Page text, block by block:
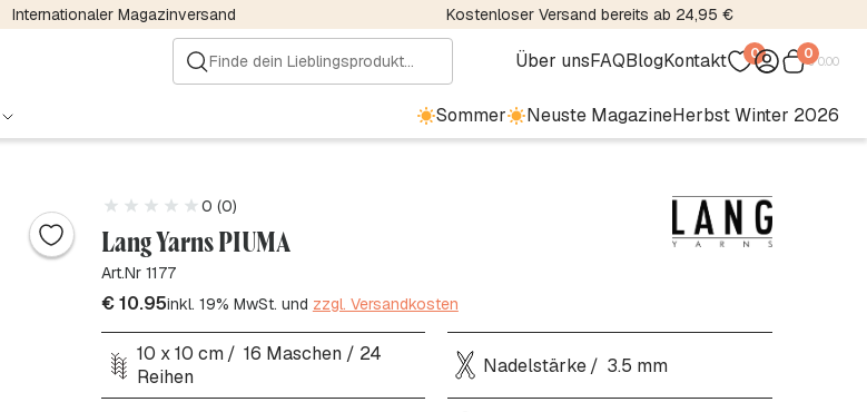
Internationaler Magazinversand Kostenloser Versand bereits ab 24,95 €
Über unsFAQBlogKontakt 0 0€0.00
Sommer Neuste MagazineHerbst Winter 2026
0 (0)
Lang Yarns PIUMA
Art.Nr 1177
€10.95inkl. 19% MwSt. und zzgl. Versandkosten
10 x 10 cm
16 Maschen / 24
Reihen
Nadelstärke 3.5 mm